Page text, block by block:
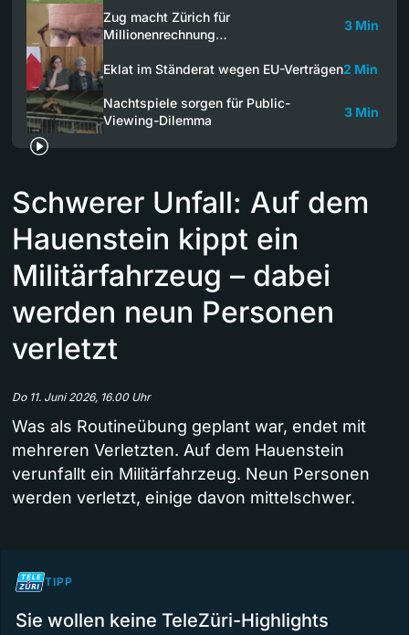
Zug macht Zürich für
Millionenrechnung…
3 Min
Eklat im Ständerat wegen EU-Verträgen2 Min
Nachtspiele sorgen für Public-
Viewing-Dilemma
3 Min
Schwerer Unfall: Auf dem
Hauenstein kippt ein
Militärfahrzeug – dabei
werden neun Personen
verletzt
Do 11. Juni 2026, 16.00 Uhr
Was als Routineübung geplant war, endet mit
mehreren Verletzten. Auf dem Hauenstein
verunfallt ein Militärfahrzeug. Neun Personen
werden verletzt, einige davon mittelschwer.
TIPP
Sie wollen keine TeleZüri-Highlights